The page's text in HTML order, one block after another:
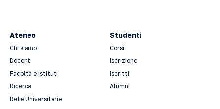
Ateneo
Chi siamo
Docenti
Facoltà e Istituti
Ricerca
Rete Universitarie
Studenti
Corsi
Iscrizione
Iscritti
Alumni